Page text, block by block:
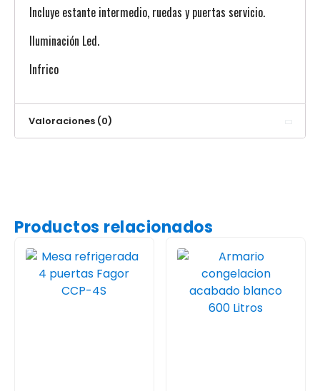
Incluye estante intermedio, ruedas y puertas servicio.
Iluminación Led.
Infrico
Valoraciones (0)
Productos relacionados